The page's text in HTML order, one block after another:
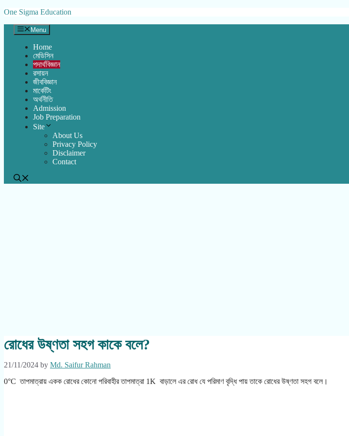
Skip
content
One Sigma Education
Menu
Home
মেডিসিন
পদার্থবিজ্ঞান
রসায়ন
জীববিজ্ঞান
মার্কেটিং
অর্থনীতি
Admission
Job Preparation
Site
About Us
Privacy Policy
Disclaimer
Contact
রোধের উষ্ণতা সহগ কাকে বলে?
21/11/2024 by Md. Saifur Rahman
0°C তাপমাত্রায় একক রোধের কোনো পরিবাহীর তাপমাত্রা 1K বাড়ালে এর রোধ যে পরিমাণ বৃদ্ধি পায় তাকে রোধের উষ্ণতা সহগ বলে।